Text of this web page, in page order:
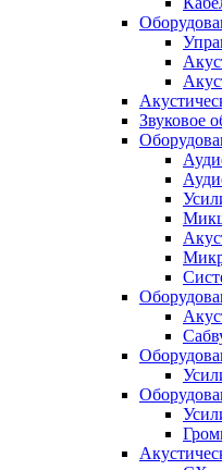
Звуковое